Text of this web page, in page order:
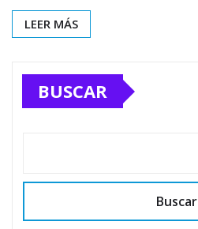
LEER MÁS
BUSCAR
Buscar